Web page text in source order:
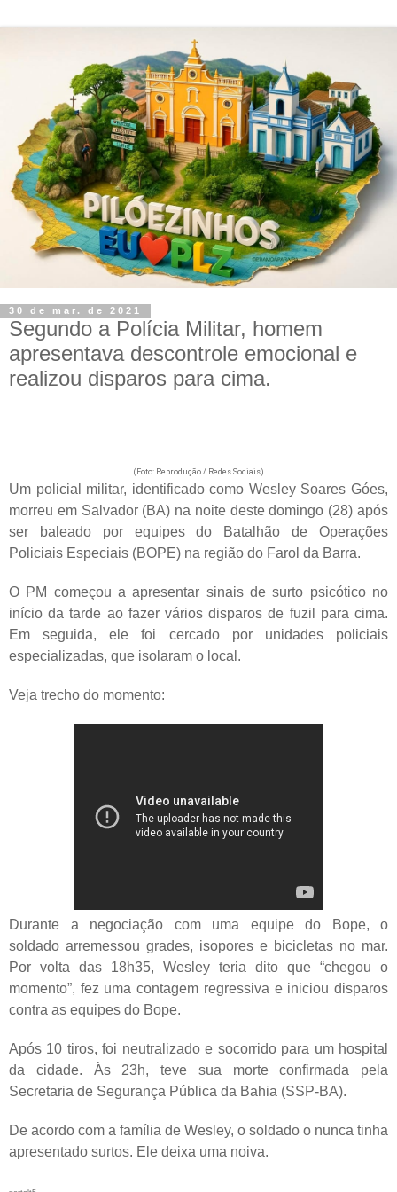
30 de mar. de 2021
Segundo a Polícia Militar, homem
apresentava descontrole emocional e
realizou disparos para cima.
(Foto: Reprodução / Redes Sociais)
Um policial militar, identificado como Wesley Soares Góes,
morreu em Salvador (BA) na noite deste domingo (28) após
ser baleado por equipes do Batalhão de Operações
Policiais Especiais (BOPE) na região do Farol da Barra.
O PM começou a apresentar sinais de surto psicótico no
início da tarde ao fazer vários disparos de fuzil para cima.
Em seguida, ele foi cercado por unidades policiais
especializadas, que isolaram o local.
Veja trecho do momento:
Durante a negociação com uma equipe do Bope, o
soldado arremessou grades, isopores e bicicletas no mar.
Por volta das 18h35, Wesley teria dito que “chegou o
momento”, fez uma contagem regressiva e iniciou disparos
contra as equipes do Bope.
Após 10 tiros, foi neutralizado e socorrido para um hospital
da cidade. Às 23h, teve sua morte confirmada pela
Secretaria de Segurança Pública da Bahia (SSP-BA).
De acordo com a família de Wesley, o soldado o nunca tinha
apresentado surtos. Ele deixa uma noiva.